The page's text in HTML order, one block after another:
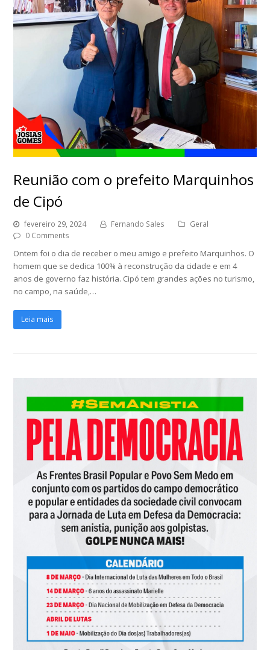
Reunião com o prefeito Marquinhos
de Cipó
fevereiro 29, 2024 Fernando Sales
Geral
0 Comments
Ontem foi o dia de receber o meu amigo e prefeito Marquinhos. O
homem que se dedica 100% à reconstrução da cidade e em 4
anos de governo faz história. Cipó tem grandes ações no turismo,
no campo, na saúde,…
Leia mais